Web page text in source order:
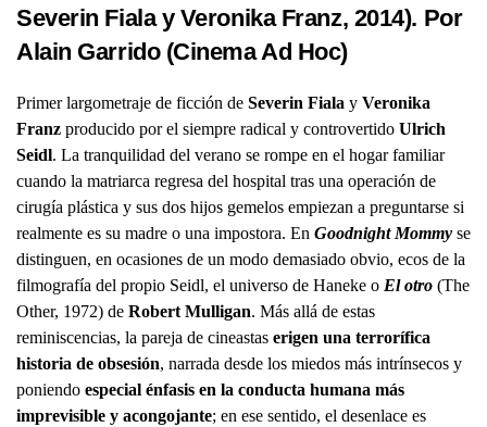
Severin Fiala y Veronika Franz, 2014). Por
Alain Garrido (Cinema Ad Hoc)
Primer largometraje de ficción de Severin Fiala y Veronika
Franz producido por el siempre radical y controvertido Ulrich
Seidl. La tranquilidad del verano se rompe en el hogar familiar
cuando la matriarca regresa del hospital tras una operación de
cirugía plástica y sus dos hijos gemelos empiezan a preguntarse si
realmente es su madre o una impostora. En Goodnight Mommy se
distinguen, en ocasiones de un modo demasiado obvio, ecos de la
filmografía del propio Seidl, el universo de Haneke o El otro (The
Other, 1972) de Robert Mulligan. Más allá de estas
reminiscencias, la pareja de cineastas erigen una terrorífica
historia de obsesión, narrada desde los miedos más intrínsecos y
poniendo especial énfasis en la conducta humana más
imprevisible y acongojante; en ese sentido, el desenlace es